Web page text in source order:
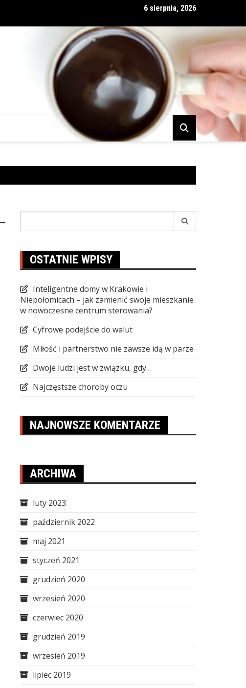
Miłość i partnerstwo nie zawsze idą w parze6 sierpnia, 2026
OSTATNIE WPISY
Inteligentne domy w Krakowie i
Niepołomicach – jak zamienić swoje mieszkanie
w nowoczesne centrum sterowania?
Cyfrowe podejście do walut
Miłość i partnerstwo nie zawsze idą w parze
Dwoje ludzi jest w związku, gdy…
Najczęstsze choroby oczu
NAJNOWSZE KOMENTARZE
ARCHIWA
luty 2023
październik 2022
maj 2021
styczeń 2021
grudzień 2020
wrzesień 2020
czerwiec 2020
grudzień 2019
wrzesień 2019
lipiec 2019